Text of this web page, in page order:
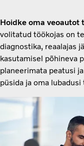
Hoidke oma veoautot
volitatud töökojas on
diagnostika, reaalajas
kasutamisel põhineva
planeerimata peatusi
püsida ja oma lubadusi